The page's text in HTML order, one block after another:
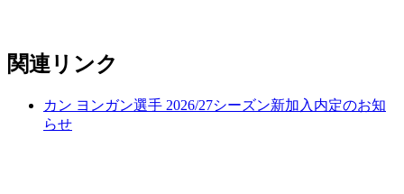
関連リンク
カン ヨンガン選手 2026/27シーズン新加入内定のお知
らせ